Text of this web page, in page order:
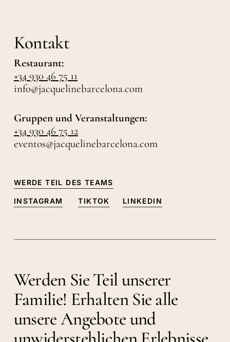
Kontakt
Restaurant:
+34 930 46 75 11
info@jacquelinebarcelona.com
Gruppen und Veranstaltungen:
+34 930 46 75 12
eventos@jacquelinebarcelona.com
WERDE TEIL DES TEAMS
INSTAGRAM TIKTOK LINKEDIN
Werden Sie Teil unserer
Familie! Erhalten Sie alle
unsere Angebote und